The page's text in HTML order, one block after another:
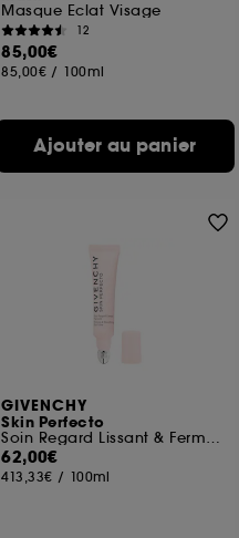
Masque Eclat Visage
12
85,00€
85,00€ / 100ml
Ajouter au panier
GIVENCHY
Skin Perfecto
Soin Regard Lissant & Fermeté
62,00€
413,33€ / 100ml